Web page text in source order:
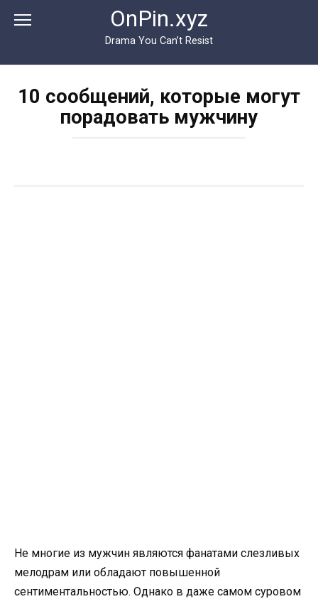
OnPin.xyz
Drama You Can’t Resist
10 сообщений, которые могут
порадовать мужчину
Не многие из мужчин являются фанатами слезливых
мелодрам или обладают повышенной
сентиментальностью. Однако в даже самом суровом